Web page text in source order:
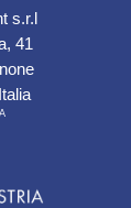
s.r.l
41